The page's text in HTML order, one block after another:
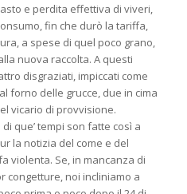
e perdita effettiva di viveri,
fin che durò la tariffa,
a spese di quel poco grano,
nuova raccolta. A questi
disgraziati, impiccati come
forno delle grucce, due in cima
vicario di provvisione.
que’ tempi son fatte così a
la notizia del come e del
violenta. Se, in mancanza di
congetture, noi incliniamo a